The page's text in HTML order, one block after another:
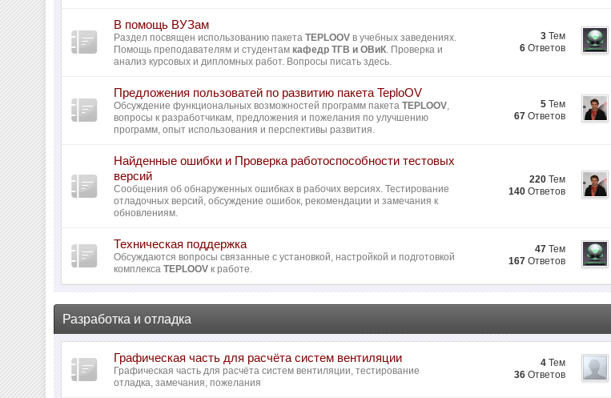
В помощь ВУЗам
Раздел посвящен использованию пакетаTEPLOOV в учебных заведениях.
Помощь преподавателям и студентамкафедр ТГВ и ОВиК. Проверка и
анализ курсовых и дипломных работ. Вопросы писать здесь.
3 Тем
6 Ответов
Предложения пользоватей по развитию пакета TeploOV
Обсуждение функциональных возможностей программ пакетаTEPLOOV,
вопросы к разработчикам, предложения и пожелания по улучшению
программ, опыт использования и перспективы развития.
5 Тем
67 Ответов
Найденные ошибки и Проверка работоспособности тестовых
версий
Сообщения об обнаруженных ошибках в рабочих версиях. Тестирование
отладочных версий, обсуждение ошибок, рекомендации и замечания к
обновлениям.
220 Тем
140 Ответов
Техническая поддержка
Обсуждаются вопросы связанные с установкой, настройкой и подготовкой
комплексаTEPLOOV к работе.
47 Тем
167 Ответов
Разработка и отладка
Графическая часть для расчёта систем вентиляции
Графическая часть для расчёта систем вентиляции, тестирование
отладка, замечания, пожелания
4 Тем
36 Ответов